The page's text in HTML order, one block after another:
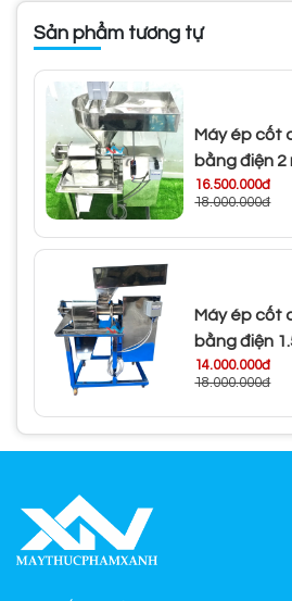
Sản phẩm tương tự
Máy ép cốt
bằng điện 2
16.500.000đ
18.000.000đ
Máy ép cốt
bằng điện
14.000.000đ
18.000.000đ